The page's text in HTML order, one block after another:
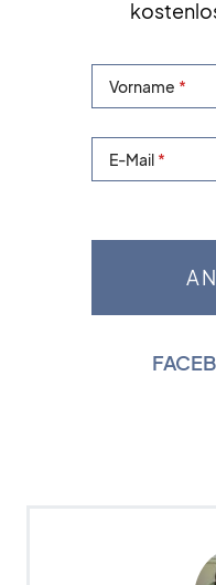
Vorname
E-Mail